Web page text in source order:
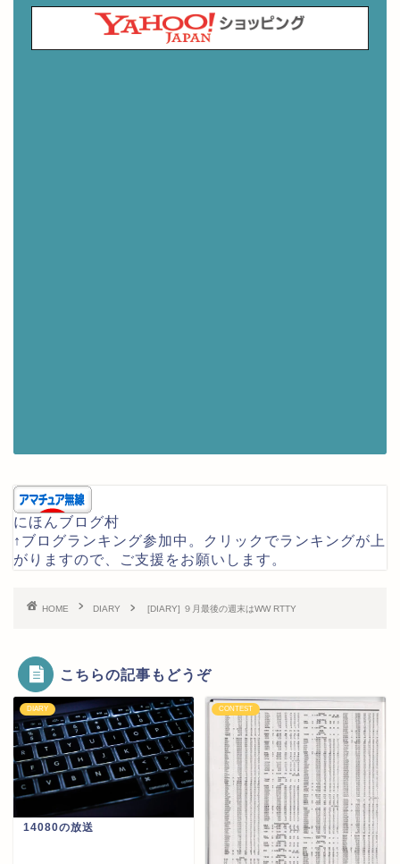
にほんブログ村
↑ブログランキング参加中。クリックでランキングが上
がりますので、ご支援をお願いします。
HOME DIARY [DIARY] ９月最後の週末はWW RTTY
こちらの記事もどうぞ
DIARY
14080の放送
CONTEST